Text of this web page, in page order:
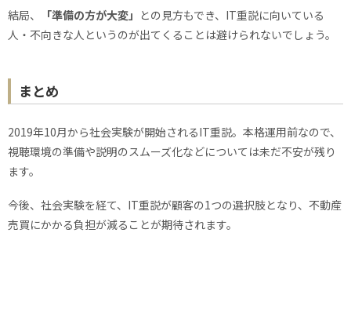
結局、 「準備の方が大変」 との見方もでき、IT重説に向いている
人・不向きな人というのが出てくることは避けられないでしょう。
まとめ
2019年10月から社会実験が開始されるIT重説。本格運用前なので、
視聴環境の準備や説明のスムーズ化などについては未だ不安が残り
ます。
今後、社会実験を経て、IT重説が顧客の1つの選択肢となり、不動産
売買にかかる負担が減ることが期待されます。